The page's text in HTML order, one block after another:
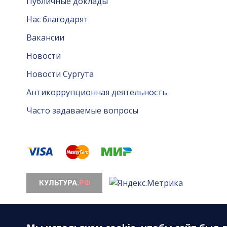
Нас благодарят
Вакансии
Новости
Новости Сургута
Антикоррупционная деятельность
Часто задаваемые вопросы
628408, ХМАО-Югра, Тюменская область, г.